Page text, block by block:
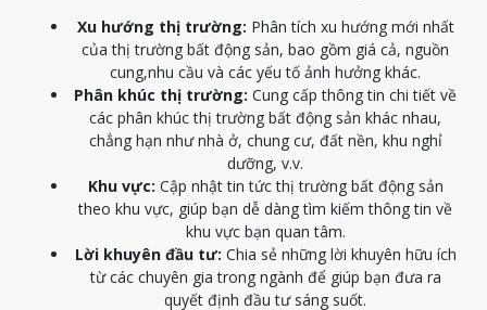
Xu hướng thị trường: Phân tích xu hướng mới nhất
của thị trường bất động sản, bao gồm giá cả, nguồn
cung,nhu cầu và các yếu tố ảnh hưởng khác.
Phân khúc thị trường: Cung cấp thông tin chi tiết về
các phân khúc thị trường bất động sản khác nhau,
chẳng hạn như nhà ở, chung cư, đất nền, khu nghỉ
dưỡng, v.v.
Khu vực: Cập nhật tin tức thị trường bất động sản
theo khu vực, giúp bạn dễ dàng tìm kiếm thông tin về
khu vực bạn quan tâm.
Lời khuyên đầu tư: Chia sẻ những lời khuyên hữu ích
từ các chuyên gia trong ngành để giúp bạn đưa ra
quyết định đầu tư sáng suốt.